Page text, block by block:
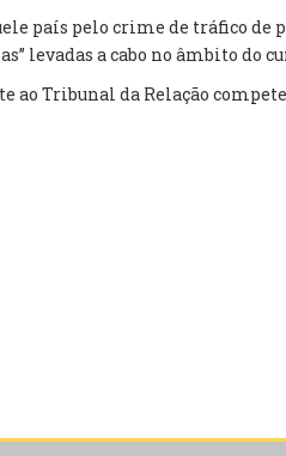
país pelo crime de tráfico de
levadas a cabo no âmbito
ao Tribunal da Relação